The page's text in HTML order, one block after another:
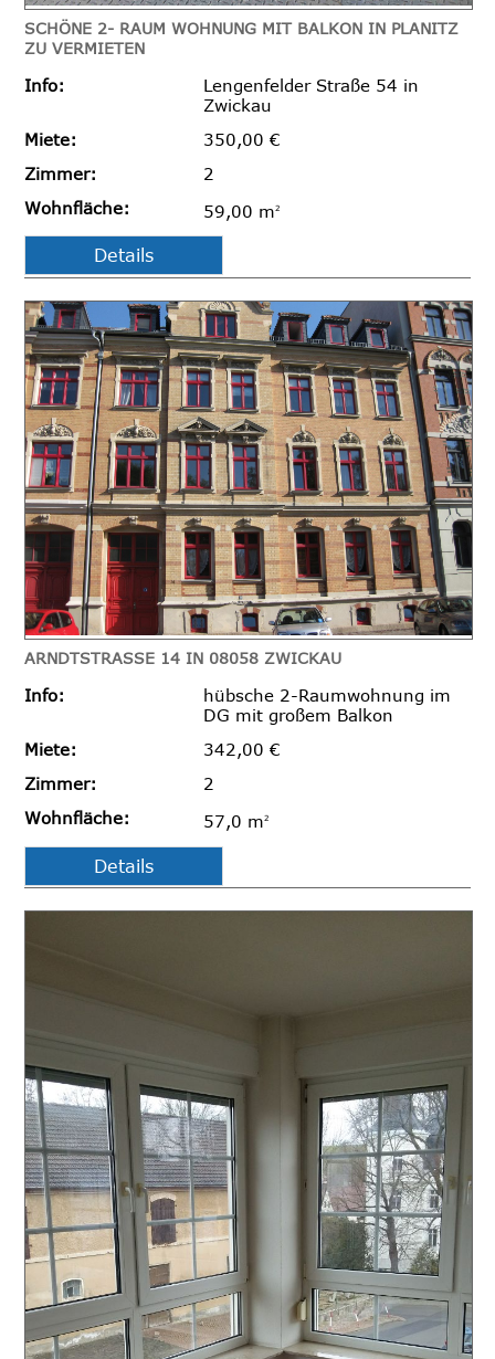
SCHÖNE 2- RAUM WOHNUNG MIT BALKON IN PLANITZ
ZU VERMIETEN
Info:
Lengenfelder Straße 54 in
Zwickau
Miete:
350,00 €
Zimmer:
2
Wohnfläche:
59,00 m2
Details
ARNDTSTRASSE 14 IN 08058 ZWICKAU
Info:
hübsche 2-Raumwohnung im
DG mit großem Balkon
Miete:
342,00 €
Zimmer:
2
Wohnfläche:
57,0 m2
Details